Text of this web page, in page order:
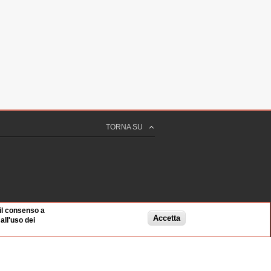
TORNA SU
consenso a
dei
Accetta